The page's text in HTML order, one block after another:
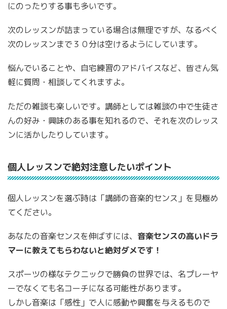
にのったりする事も多いです。
次のレッスンが詰まっている場合は無理ですが、なるべく
次のレッスンまで３０分は空けるようにしています。
悩んでいることや、自宅練習のアドバイスなど、皆さん気
軽に質問・相談してくれますよ。
ただの雑談も楽しいです。講師としては雑談の中で生徒さ
んの好み・興味のある事を知れるので、それを次のレッス
ンに活かしたりしています。
個人レッスンで絶対注意したいポイント
個人レッスンを選ぶ時は「講師の音楽的センス」を見極め
てください。
あなたの音楽センスを伸ばすには、 音楽センスの高いドラ
マーに教えてもらわないと絶対ダメです！
スポーツの様なテクニックで勝負の世界では、名プレーヤ
ーでなくても名コーチになる可能性があります。
しかし音楽は「感性」で人に感動や興奮を与えるもので